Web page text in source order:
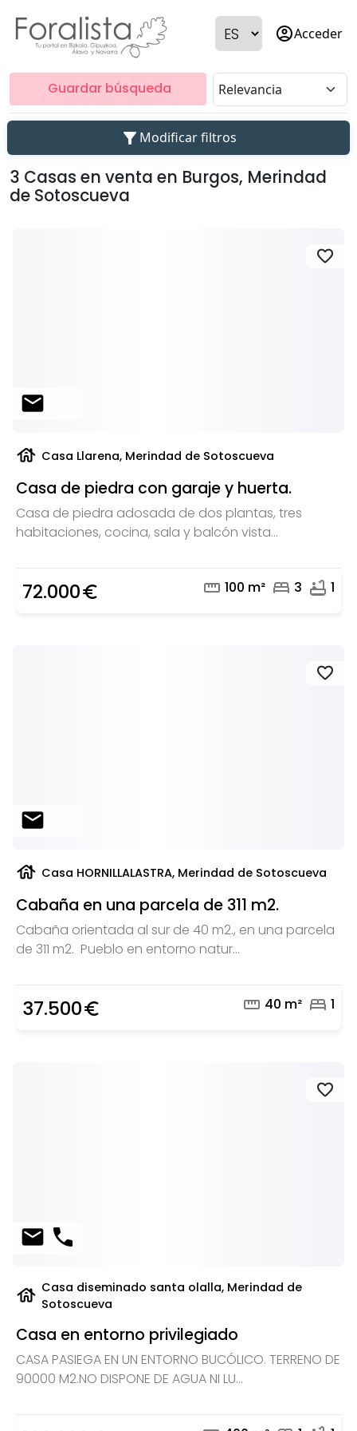
account_circleAcceder
Guardar búsqueda
filter_alt Modificar filtros
3 Casas en venta en Burgos, Merindad
de Sotoscueva
favorite
mail
house Casa Llarena, Merindad de Sotoscueva
Casa de piedra con garaje y huerta.
Casa de piedra adosada de dos plantas, tres
habitaciones, cocina, sala y balcón vista...
72.000euro_symbol straighten 100 m² bed 3 bathtub 1
favorite
mail
house Casa HORNILLALASTRA, Merindad de Sotoscueva
Cabaña en una parcela de 311 m2.
Cabaña orientada al sur de 40 m2., en una parcela
de 311 m2. Pueblo en entorno natur...
37.500euro_symbol straighten 40 m² bed 1
favorite
mail phone
house Casa diseminado santa olalla, Merindad de
Sotoscueva
Casa en entorno privilegiado
CASA PASIEGA EN UN ENTORNO BUCÓLICO. TERRENO DE
90000 M2.NO DISPONE DE AGUA NI LU...